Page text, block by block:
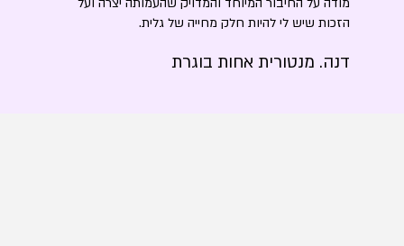
הזכות שיש לי להיות חלק מחייה של גלית.
דנה. מנטורית אחות בוגרת